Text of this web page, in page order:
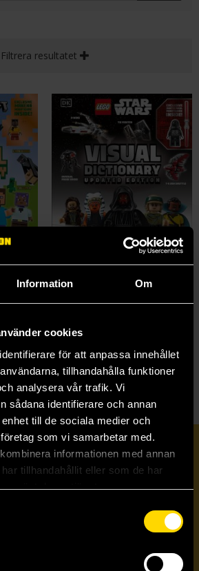
Information Om
cookies
för att anpassa innehållet
tillhandahålla funktioner
analysera vår trafik. Vi
sådana identifierare och annan
till de sociala medier och
som vi samarbetar med.
informationen med annan
tillhandahållit eller som de har
använt deras tjänster.
Filtrera resultatet
Elisabeth Dowsett
329 kr
Beställ
på vårt nyhetsbrev
Skicka